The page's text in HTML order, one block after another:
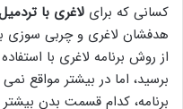
کسانی که برای لاغری با
هدفشان لاغری و چربی سوزی
از روش برنامه لاغری با
برسید، اما در بیشتر مواقع
برنامه، کدام قسمت بدن